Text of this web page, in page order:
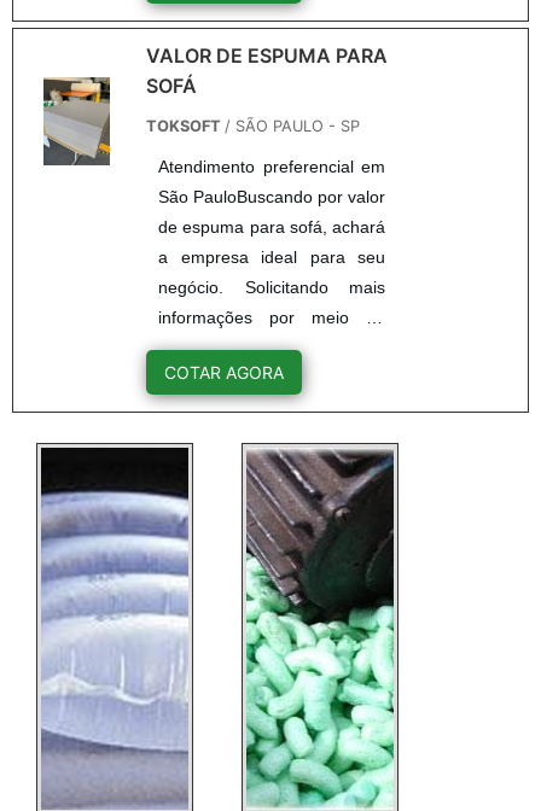
tema é venda bloco de
espuma, com os
colaboradores da TokSoft é
com alta qualidade em todos
os produtos oferecidos.UM
POUCO MAIS SOBRE
VENDA BLOCO DE
ESPUMAHá muitas maneiras
eficientes de demonstrar co...
VALOR DE ESPUMA PARA
SOFÁ
TOKSOFT / SÃO PAULO - SP
Atendimento preferencial em
São PauloBuscando por valor
de espuma para sofá, achará
a empresa ideal para seu
negócio. Solicitando mais
informações por meio da
própria empresa e
descobrindo a líder da área
de atuação.OUTRAS
VALOR DE ESPUMA PARA
SOFÁQuem busca por valor
de espuma para sofá em
uma empresa inovadora,
chega até a TokSoft. Atuando
com fibra para enchimento e
cola para espuma,
oferecendo o que há de
melhor no...
COTAR AGORA